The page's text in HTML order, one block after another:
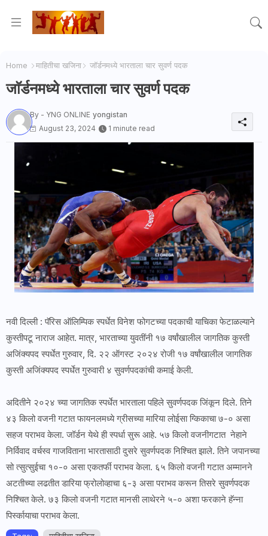
Home माहितीचा खजिना जाॅर्डनमध्ये भारताला चार सुवर्ण पदक
जाॅर्डनमध्ये भारताला चार सुवर्ण पदक
By - YNG ONLINE yongistan
August 23, 2024
1 minute read
नवी दिल्ली : पॅरिस ऑलिम्पिक स्पर्धेत विनेश फोगटच्या पदकाची याचिका फेटाळल्याने
कुस्तीपटू नाराज आहेत. मात्र, भारताच्या युवतींनी १७ वर्षांखालील जागतिक कुस्ती
अजिंक्यपद स्पर्धेत गुरुवार, दि. २२ ऑगस्ट २०२४ रोजी १७ वर्षांखालील जागतिक
कुस्ती अजिंक्यपद स्पर्धेत गुरुवारी ४ सुवर्णपदकांची कमाई केली.
अदितीने २०२४ च्या जागतिक स्पर्धेत भारताला पहिले सुवर्णपदक जिंकून दिले. तिने
४३ किलो वजनी गटात फायनलमध्ये ग्रीसच्या मारिया लोईसा ग्किकाचा ७-० असा
सहज पराभव केला. जॉर्डन येथे ही स्पर्धा सुरू आहे. ५७ किलो वजनीगटात नेहाने
निर्विवाद वर्चस्व गाजविताना भारतासाठी दुसरे सुवर्णपदक निश्चित झाले. तिने जपानच्या
सो त्सुत्सुईचा १०-० असा एकतर्फी पराभव केला. ६५ किलो वजनी गटात अम्मानने
अटतीच्या लढतीत डारिया फ्रोलोव्हाचा ६-३ असा पराभव करून तिसरे सुवर्णपदक
निश्चित केले. ७३ किलो वजनी गटात मानसी लाथेरने ५-० अशा फरकाने हॅन्ना
पिर्स्कायाचा पराभव केला.